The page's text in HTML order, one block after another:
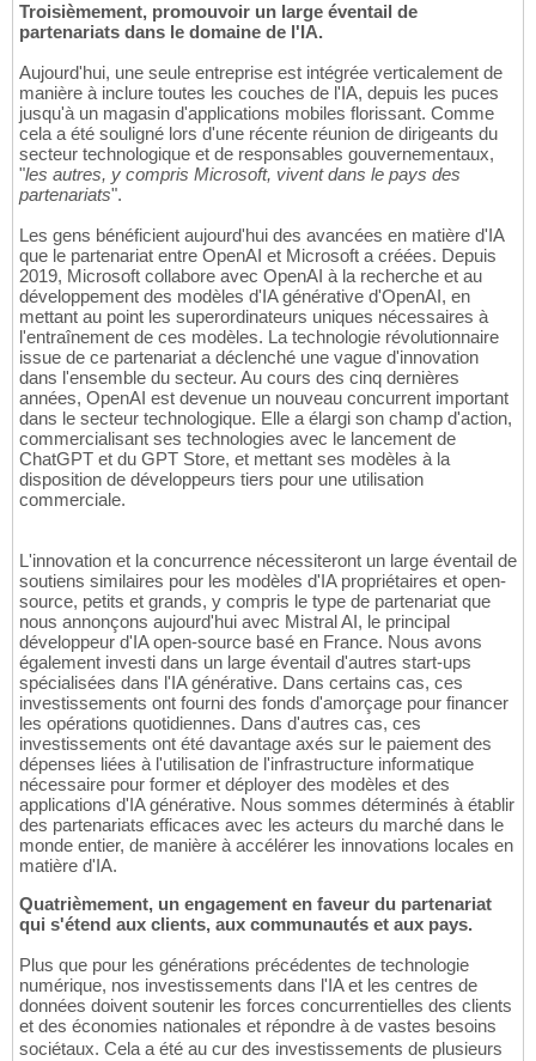
Troisièmement, promouvoir un large éventail de
partenariats dans le domaine de l'IA.
Aujourd'hui, une seule entreprise est intégrée verticalement de
manière à inclure toutes les couches de l'IA, depuis les puces
jusqu'à un magasin d'applications mobiles florissant. Comme
cela a été souligné lors d'une récente réunion de dirigeants du
secteur technologique et de responsables gouvernementaux,
"les autres, y compris Microsoft, vivent dans le pays des
partenariats".
Les gens bénéficient aujourd'hui des avancées en matière d'IA
que le partenariat entre OpenAI et Microsoft a créées. Depuis
2019, Microsoft collabore avec OpenAI à la recherche et au
développement des modèles d'IA générative d'OpenAI, en
mettant au point les superordinateurs uniques nécessaires à
l'entraînement de ces modèles. La technologie révolutionnaire
issue de ce partenariat a déclenché une vague d'innovation
dans l'ensemble du secteur. Au cours des cinq dernières
années, OpenAI est devenue un nouveau concurrent important
dans le secteur technologique. Elle a élargi son champ d'action,
commercialisant ses technologies avec le lancement de
ChatGPT et du GPT Store, et mettant ses modèles à la
disposition de développeurs tiers pour une utilisation
commerciale.
L'innovation et la concurrence nécessiteront un large éventail de
soutiens similaires pour les modèles d'IA propriétaires et open-
source, petits et grands, y compris le type de partenariat que
nous annonçons aujourd'hui avec Mistral AI, le principal
développeur d'IA open-source basé en France. Nous avons
également investi dans un large éventail d'autres start-ups
spécialisées dans l'IA générative. Dans certains cas, ces
investissements ont fourni des fonds d'amorçage pour financer
les opérations quotidiennes. Dans d'autres cas, ces
investissements ont été davantage axés sur le paiement des
dépenses liées à l'utilisation de l'infrastructure informatique
nécessaire pour former et déployer des modèles et des
applications d'IA générative. Nous sommes déterminés à établir
des partenariats efficaces avec les acteurs du marché dans le
monde entier, de manière à accélérer les innovations locales en
matière d'IA.
Quatrièmement, un engagement en faveur du partenariat
qui s'étend aux clients, aux communautés et aux pays.
Plus que pour les générations précédentes de technologie
numérique, nos investissements dans l'IA et les centres de
données doivent soutenir les forces concurrentielles des clients
et des économies nationales et répondre à de vastes besoins
sociétaux. Cela a été au cur des investissements de plusieurs